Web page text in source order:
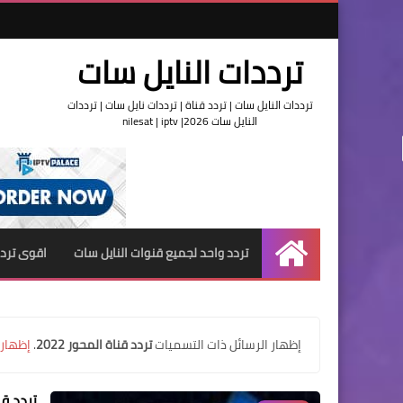
ترددات النايل سات
ترددات النايل سات | تردد قناة | ترددات نايل سات | ترددات
النايل سات 2026| nilesat | iptv
الرئيسية
تردد واحد لجميع قنوات النايل سات اقوى
‏إظهار الرسائل ذات التسمياتتردد قناة المحور 2022 .